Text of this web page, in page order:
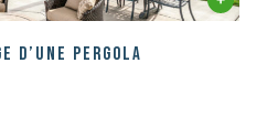
d’une pergola